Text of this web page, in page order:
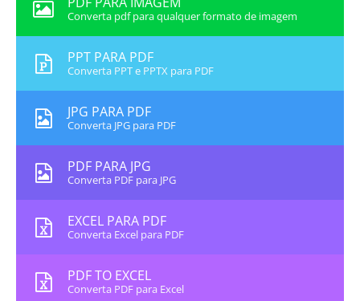
Converta pdf para qualquer formato de imagem
PPT PARA PDF
Converta PPT e PPTX para PDF
JPG PARA PDF
Converta JPG para PDF
PDF PARA JPG
Converta PDF para JPG
EXCEL PARA PDF
Converta Excel para PDF
PDF TO EXCEL
Converta PDF para Excel